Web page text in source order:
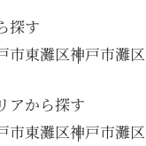
探す
市東灘区神戸市灘区
アから探す
市東灘区神戸市灘区